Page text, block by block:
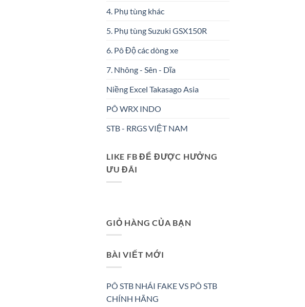
4. Phụ tùng khác
5. Phụ tùng Suzuki GSX150R
6. Pô Độ các dòng xe
7. Nhông - Sên - Dĩa
Niềng Excel Takasago Asia
PÔ WRX INDO
STB - RRGS VIỆT NAM
LIKE FB ĐỂ ĐƯỢC HƯỞNG
ƯU ĐÃI
GIỎ HÀNG CỦA BẠN
BÀI VIẾT MỚI
PÔ STB NHÁI FAKE VS PÔ STB
CHÍNH HÃNG